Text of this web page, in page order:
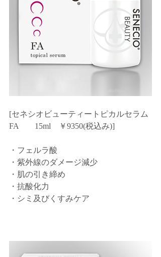
[セネシオビューティートピカルセラム
FA　　15ml　￥9350(税込み)]
・フェルラ酸
・紫外線のダメージ減少
・肌の引き締め
・抗酸化力
・シミ及びくすみケア